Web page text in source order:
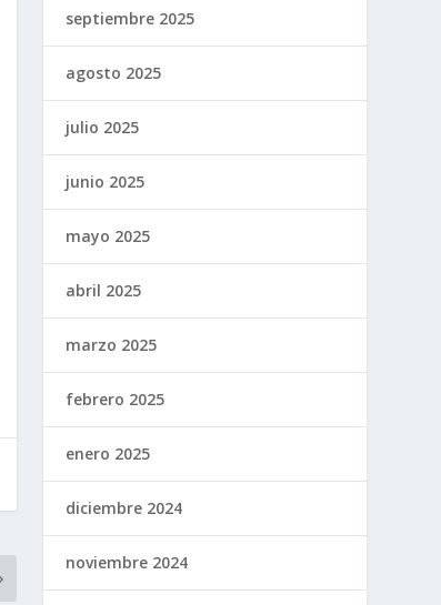
septiembre 2025
agosto 2025
julio 2025
junio 2025
mayo 2025
abril 2025
marzo 2025
febrero 2025
enero 2025
diciembre 2024
noviembre 2024